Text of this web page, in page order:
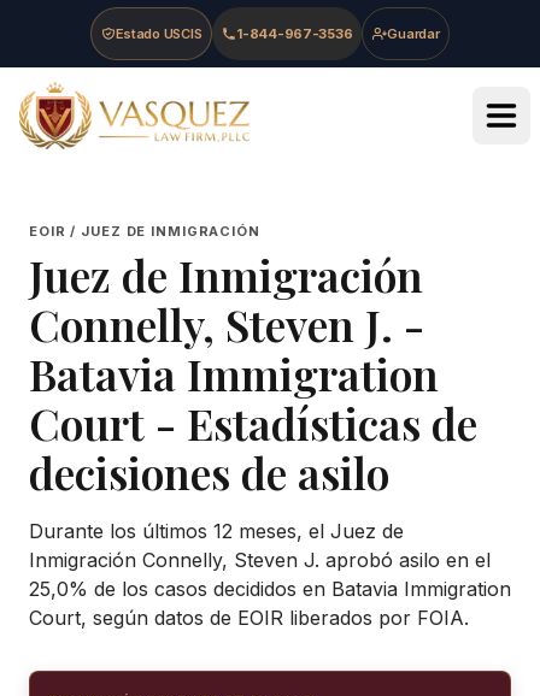
Skip to main content
Skip to navigation
Skip to footer
Estado USCIS 1-844-967-3536 Guardar
Vasquez Law Firm - Home
EOIR / JUEZ DE INMIGRACIÓN
Juez de Inmigración
Connelly, Steven J. -
Batavia Immigration
Court - Estadísticas de
decisiones de asilo
Durante los últimos 12 meses, el Juez de
Inmigración Connelly, Steven J. aprobó asilo en el
25,0% de los casos decididos en Batavia Immigration
Court, según datos de EOIR liberados por FOIA.